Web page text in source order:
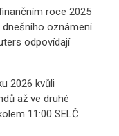
roce 2025
dnešního oznámení
odpovídají
2026 kvůli
až ve druhé
11:00 SELČ